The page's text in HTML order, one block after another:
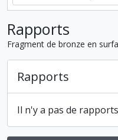
Rapports
Fragment de bronze en
Rapports
Il n'y a pas de